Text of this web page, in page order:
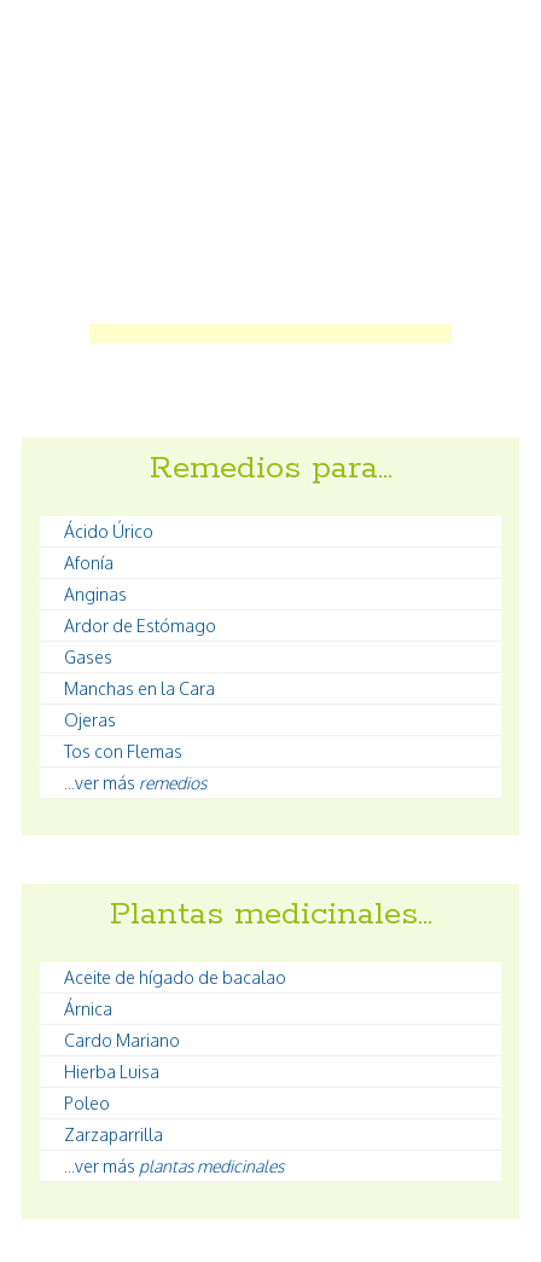
Remedios para…
Ácido Úrico
Afonía
Anginas
Ardor de Estómago
Gases
Manchas en la Cara
Ojeras
Tos con Flemas
...ver más remedios
Plantas medicinales…
Aceite de hígado de bacalao
Árnica
Cardo Mariano
Hierba Luisa
Poleo
Zarzaparrilla
...ver más plantas medicinales